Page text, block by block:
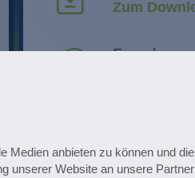
Medien anbieten zu können und
unserer Website an unsere
Zum
Forschung
Zu den